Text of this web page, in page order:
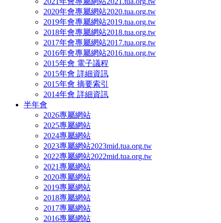
2020年會專屬網站2020.tua.org.tw
2019年會專屬網站2019.tua.org.tw
2018年會專屬網站2018.tua.org.tw
2017年會專屬網站2017.tua.org.tw
2016年會專屬網站2016.tua.org.tw
2015年會 電子議程
2015年會 詳細資訊
2015年會 摘要索引
2014年會 詳細資訊
半年會
2026專屬網站
2025專屬網站
2024專屬網站
2023專屬網站2023mid.tua.org.tw
2022專屬網站2022mid.tua.org.tw
2021專屬網站
2020專屬網站
2019專屬網站
2018專屬網站
2017專屬網站
2016專屬網站